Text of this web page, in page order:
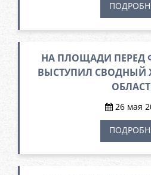
НА ПЛОЩАДИ ПЕРЕД
ВЫСТУПИЛ СВОДНЫЙ
26 мая